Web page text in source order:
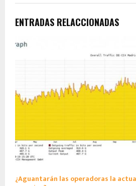
ENTRADAS RELACCIONADAS
¿Aguantarán las operadoras la